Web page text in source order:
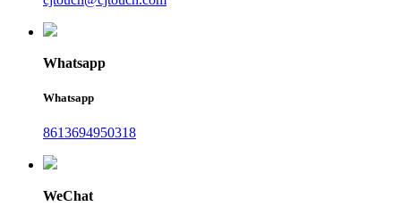
Whatsapp
Whatsapp
8613694950318
WeChat